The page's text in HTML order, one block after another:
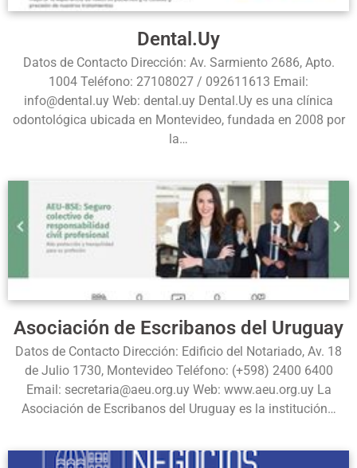
Dental.Uy
Datos de Contacto Dirección: Av. Sarmiento 2686, Apto.
1004 Teléfono: 27108027 / 092611613 Email:
info@dental.uy Web: dental.uy Dental.Uy es una clínica
odontológica ubicada en Montevideo, fundada en 2008 por
la…
Asociación de Escribanos del Uruguay
Datos de Contacto Dirección: Edificio del Notariado, Av. 18
de Julio 1730, Montevideo Teléfono: (+598) 2400 6400
Email: secretaria@aeu.org.uy Web: www.aeu.org.uy La
Asociación de Escribanos del Uruguay es la institución…